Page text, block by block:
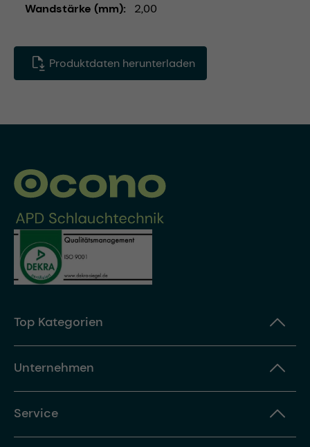
Wandstärke (mm) 2,00
Produktdaten herunterladen
Top Kategorien
Unternehmen
Service